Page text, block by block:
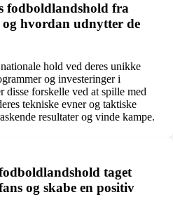
fodboldlandshold fra
hvordan udnytter de
hold ved deres unikke
og investeringer i
forskelle ved at spille med
tekniske evner og taktiske
resultater og vinde kampe.
taget
og skabe en positiv